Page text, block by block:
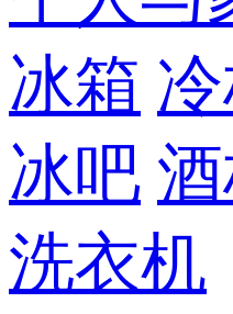
冰箱
冰吧
洗衣机